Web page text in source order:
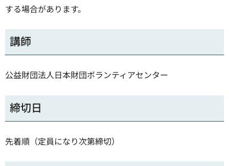
する場合があります。
講師
公益財団法人日本財団ボランティアセンター
締切日
先着順（定員になり次第締切）